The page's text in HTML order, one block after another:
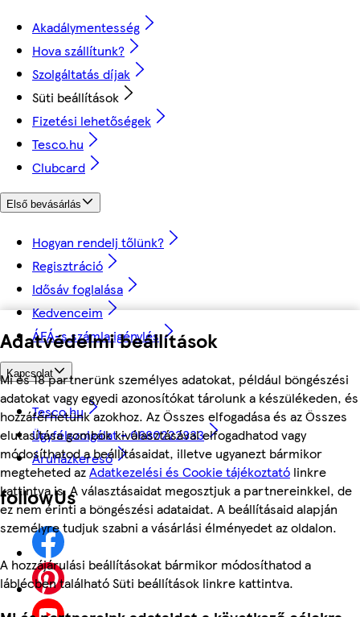
Adatvédelmi beállítások
Mi és 18 partnerünk személyes adatokat, például böngészési
adatokat vagy egyedi azonosítókat tárolunk a készülékeden, és
hozzáférhetünk azokhoz. Az Összes elfogadása és az Összes
elutasítása gombok kiválasztásával elfogadhatod vagy
módosíthatod a beállításaidat, illetve ugyanezt bármikor
megteheted azAdatkezelési és Cookie tájékoztató linkre
kattintva is. A választásaidat megosztjuk a partnereinkkel, de
ez nem érinti a böngészési adataidat. A beállításaid alapján
személyre tudjuk szabni a vásárlási élményedet az oldalon.
A hozzájárulási beállításokat bármikor módosíthatod a
láblécben található Süti beállítások linkre kattintva.
Akadálymentesség
Hova szállítunk?
Szolgáltatás díjak
Süti beállítások
Fizetési lehetőségek
Tesco.hu
Clubcard
Első bevásárlás
Hogyan rendelj tőlünk?
Regisztráció
Idősáv foglalása
Kedvenceim
ÁFÁ-s számla igénylés
Kapcsolat
Tesco.hu
Ügyfélszolgálat - 0680222333
Áruházkereső
followUs